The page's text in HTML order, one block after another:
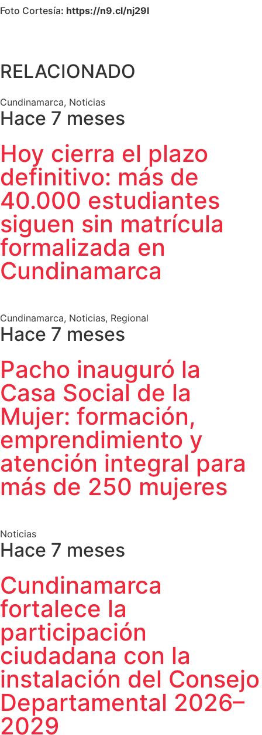
Foto Cortesía: https://n9.cl/nj29l
RELACIONADO
Cundinamarca, Noticias
Hace 7 meses
Hoy cierra el plazo
definitivo: más de
40.000 estudiantes
siguen sin matrícula
formalizada en
Cundinamarca
Cundinamarca, Noticias, Regional
Hace 7 meses
Pacho inauguró la
Casa Social de la
Mujer: formación,
emprendimiento y
atención integral para
más de 250 mujeres
Noticias
Hace 7 meses
Cundinamarca
fortalece la
participación
ciudadana con la
instalación del Consejo
Departamental 2026–
2029